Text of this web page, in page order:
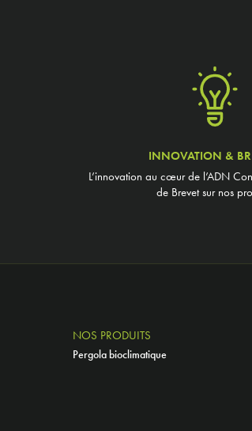
INNOVATION &
L’innovation au cœur de l’ADN
de Brevet sur nos
NOS PRODUITS
Pergola bioclimatique